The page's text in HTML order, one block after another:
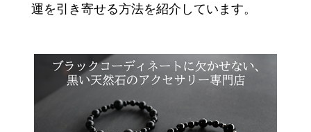
運を引き寄せる方法を紹介しています。